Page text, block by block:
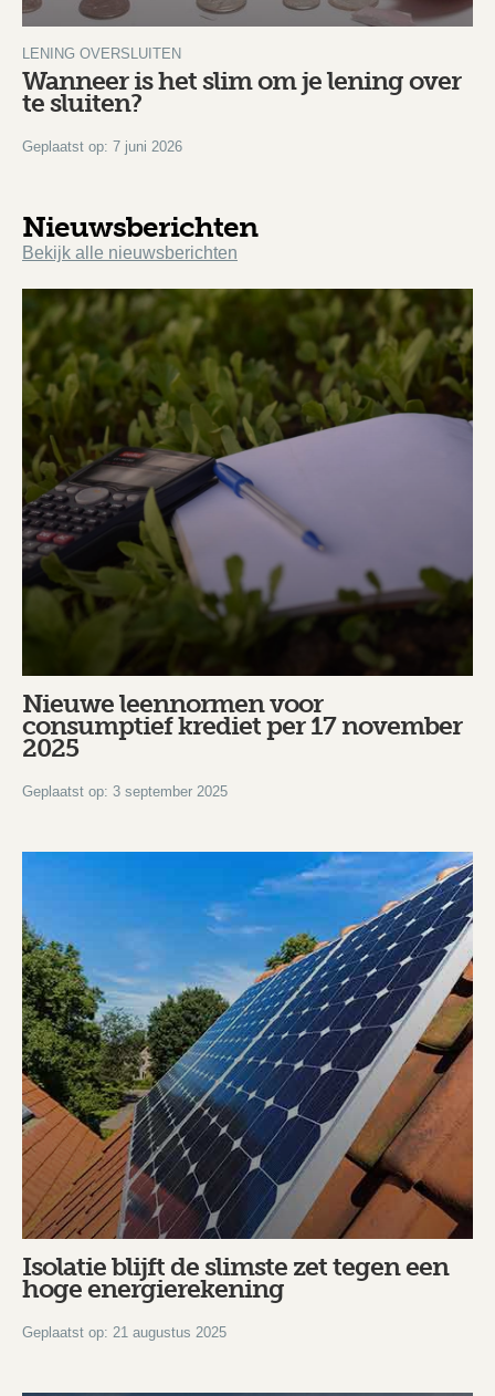
LENING OVERSLUITEN
Wanneer is het slim om je lening over
te sluiten?
Geplaatst op: 7 juni 2026
Nieuwsberichten
Bekijk alle nieuwsberichten
Nieuwe leennormen voor
consumptief krediet per 17 november
2025
Geplaatst op: 3 september 2025
Isolatie blijft de slimste zet tegen een
hoge energierekening
Geplaatst op: 21 augustus 2025